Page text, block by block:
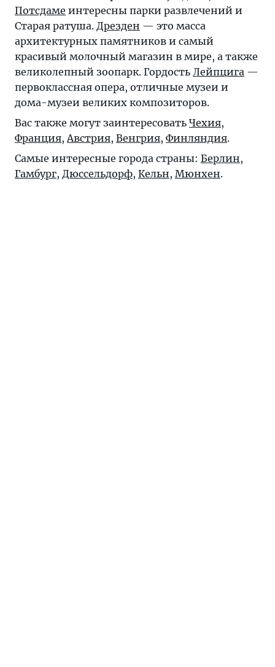
Потсдаме интересны парки развлечений и
Старая ратуша. Дрезден — это масса
архитектурных памятников и самый
красивый молочный магазин в мире, а также
великолепный зоопарк. Гордость Лейпцига —
первоклассная опера, отличные музеи и
дома-музеи великих композиторов.
Вас также могут заинтересовать Чехия,
Франция,Австрия, Венгрия, Финляндия.
Самые интересные города страны: Берлин,
Гамбург, Дюссельдорф, Кельн, Мюнхен.